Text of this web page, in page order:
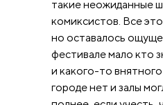
такие неожиданные
комиксистов. Все
но оставалось
фестивале мало кто
и какого-то
городе нет и залы